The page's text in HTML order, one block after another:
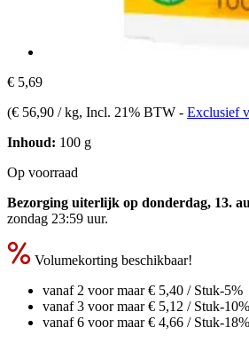
€ 5,69
(€ 56,90 / kg, Incl. 21% BTW - Exclusief
Inhoud: 100 g
Op voorraad
Bezorging uiterlijk op donderdag, 13.
zondag 23:59 uur.
Volumekorting beschikbaar!
vanaf 2 voor maar€ 5,40 / Stuk-5%
vanaf 3 voor maar€ 5,12 / Stuk-10%
vanaf 6 voor maar€ 4,66 / Stuk-18%